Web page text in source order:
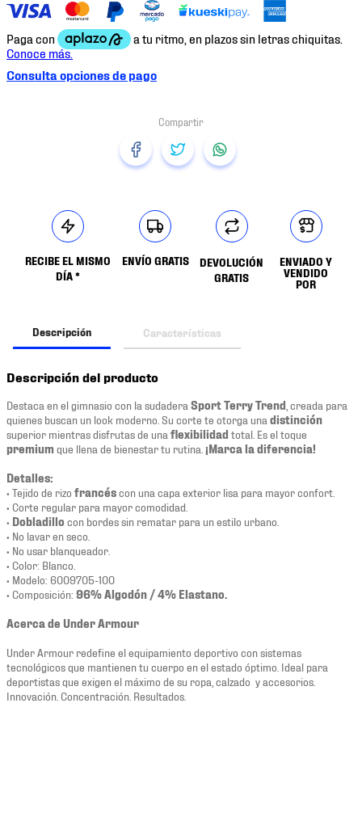
Consulta opciones de pago
RECIBE EL MISMO
DÍA *
ENVÍO GRATIS
DEVOLUCIÓN
GRATIS
ENVIADO Y
VENDIDO
POR
Descripción Características
Descripción del producto
Destaca en el gimnasio con la sudadera Sport Terry Trend , creada para
quienes buscan un look moderno. Su corte te otorga una distinción
superior mientras disfrutas de una flexibilidad total. Es el toque
premium que llena de bienestar tu rutina. ¡Marca la diferencia!
Detalles:
• Tejido de rizo francéscon una capa exterior lisa para mayor confort.
• Corte regular para mayor comodidad.
• Dobladillo con bordes sin rematar para un estilo urbano.
• No lavar en seco.
• No usar blanqueador.
• Color: Blanco.
• Modelo: 6009705-100
• Composición: 96% Algodón / 4% Elastano.
Acerca de Under Armour
Under Armour redefine el equipamiento deportivo con sistemas
tecnológicos que mantienen tu cuerpo en el estado óptimo. Ideal para
deportistas que exigen el máximo de su ropa, calzado y accesorios.
Innovación. Concentración. Resultados.